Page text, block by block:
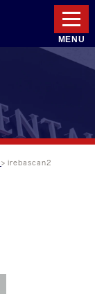
irebascan2